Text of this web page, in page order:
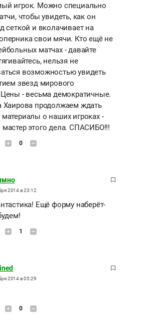
игрок. Можно специально
чтобы увидеть, как он
сеткой и вколачивает на
свои мячи. Кто ещё не
матчах - давайте
нельзя не
возможностью увидеть
звезд мирового
- весьма демократичные.
Хаирова продолжаем ждать
о наших игроках -
этого дела. СПАСИБО!!!
0
2014 в 23:12
Ещё форму наберёт-
1
2014 в 05:29
0